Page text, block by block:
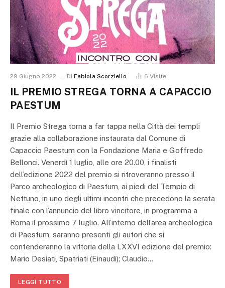
29 Giugno 2022 Di Fabiola Scorziello 6 Visite
IL PREMIO STREGA TORNA A CAPACCIO
PAESTUM
Il Premio Strega torna a far tappa nella Città dei templi
grazie alla collaborazione instaurata dal Comune di
Capaccio Paestum con la Fondazione Maria e Goffredo
Bellonci. Venerdì 1 luglio, alle ore 20.00, i finalisti
dell’edizione 2022 del premio si ritroveranno presso il
Parco archeologico di Paestum, ai piedi del Tempio di
Nettuno, in uno degli ultimi incontri che precedono la serata
finale con l’annuncio del libro vincitore, in programma a
Roma il prossimo 7 luglio. All’interno dell’area archeologica
di Paestum, saranno presenti gli autori che si
contenderanno la vittoria della LXXVI edizione del premio:
Mario Desiati, Spatriati (Einaudi); Claudio…
LEGGI TUTTO